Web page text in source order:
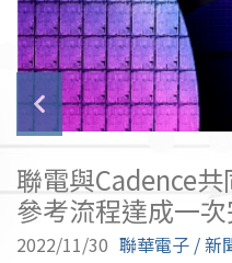
聯電與Cadence
參考流程達成一
2022/11/30 聯華電子 / 新